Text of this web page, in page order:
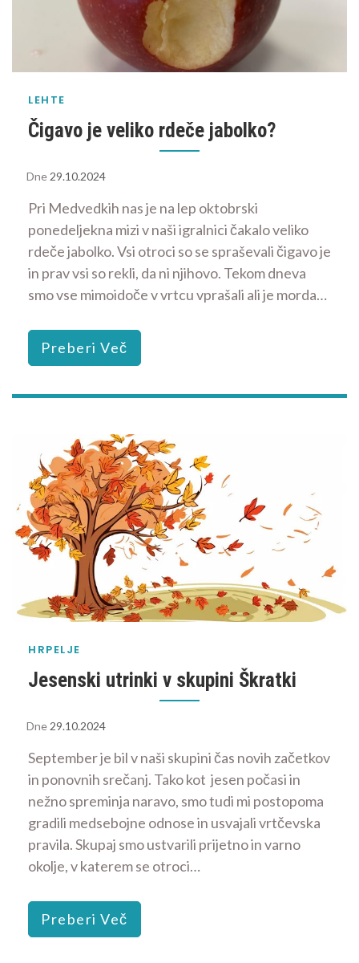
LEHTE
Čigavo je veliko rdeče jabolko?
Dne 29.10.2024
Pri Medvedkih nas je na lep oktobrski
ponedeljekna mizi v naši igralnici čakalo veliko
rdeče jabolko. Vsi otroci so se spraševali čigavo je
in prav vsi so rekli, da ni njihovo. Tekom dneva
smo vse mimoidoče v vrtcu vprašali ali je morda…
Preberi Več
HRPELJE
Jesenski utrinki v skupini Škratki
Dne 29.10.2024
September je bil v naši skupini čas novih začetkov
in ponovnih srečanj. Tako kot jesen počasi in
nežno spreminja naravo, smo tudi mi postopoma
gradili medsebojne odnose in usvajali vrtčevska
pravila. Skupaj smo ustvarili prijetno in varno
okolje, v katerem se otroci…
Preberi Več